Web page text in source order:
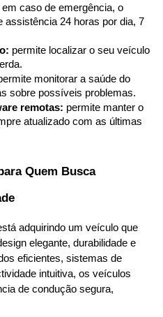
em caso de emergência, o
assistência 24 horas por dia, 7
permite localizar o seu veículo
monitorar a saúde do
sobre possíveis problemas.
remotas: permite manter o
atualizado com as últimas
Quem Busca
adquirindo um veículo que
elegante, durabilidade e
eficientes, sistemas de
intuitiva, os veículos
de condução segura,